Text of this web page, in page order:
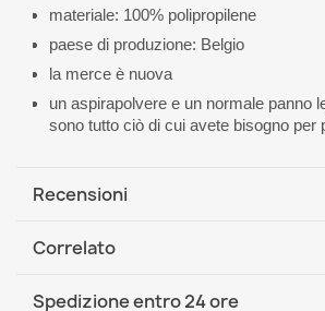
materiale: 100% polipropilene
paese di produzione: Belgio
la merce è nuova
un aspirapolvere e un normale panno
sono tutto ciò di cui avete bisogno per
Recensioni
Correlato
Spedizione entro 24 ore